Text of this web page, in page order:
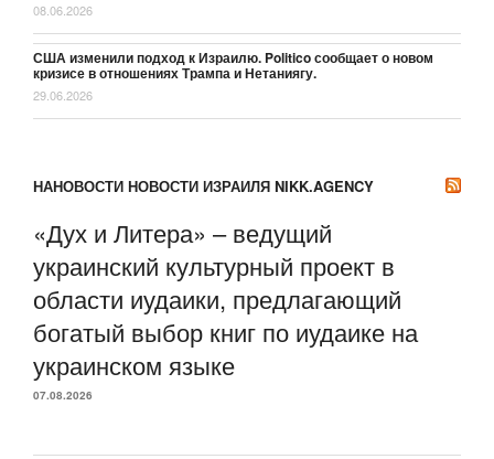
08.06.2026
США изменили подход к Израилю. Politico сообщает о новом
кризисе в отношениях Трампа и Нетаниягу.
29.06.2026
НАНОВОСТИ НОВОСТИ ИЗРАИЛЯ NIKK.AGENCY
«Дух и Литера» – ведущий
украинский культурный проект в
области иудаики, предлагающий
богатый выбор книг по иудаике на
украинском языке
07.08.2026